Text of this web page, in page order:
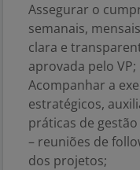
Assegurar o
semanais,
clara e
aprovada pelo VP;
Acompanhar a
estratégicos,
práticas de
– reuniões de
dos projetos;